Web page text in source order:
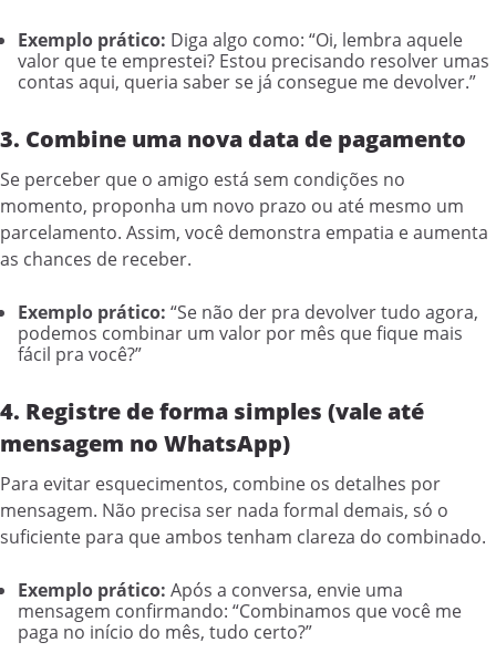
Exemplo prático: Diga algo como: “Oi, lembra aquele
valor que te emprestei? Estou precisando resolver umas
contas aqui, queria saber se já consegue me devolver.”
3. Combine uma nova data de pagamento
Se perceber que o amigo está sem condições no
momento, proponha um novo prazo ou até mesmo um
parcelamento. Assim, você demonstra empatia e aumenta
as chances de receber.
Exemplo prático: “Se não der pra devolver tudo agora,
podemos combinar um valor por mês que fique mais
fácil pra você?”
4. Registre de forma simples (vale até
mensagem no WhatsApp)
Para evitar esquecimentos, combine os detalhes por
mensagem. Não precisa ser nada formal demais, só o
suficiente para que ambos tenham clareza do combinado.
Exemplo prático: Após a conversa, envie uma
mensagem confirmando: “Combinamos que você me
paga no início do mês, tudo certo?”